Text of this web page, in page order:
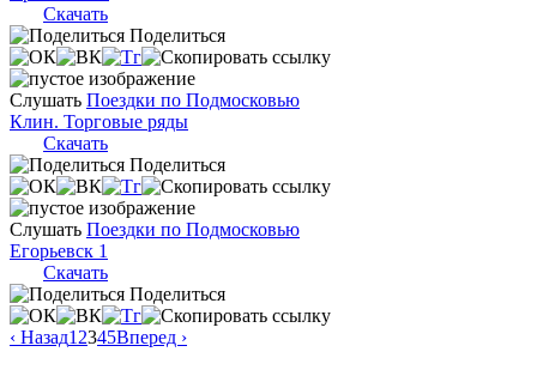
Скачать
Поделиться
Слушать Поездки по Подмосковью
Клин. Торговые ряды
Скачать
Поделиться
Слушать Поездки по Подмосковью
Егорьевск 1
Скачать
Поделиться
‹ Назад1 2345Вперед ›